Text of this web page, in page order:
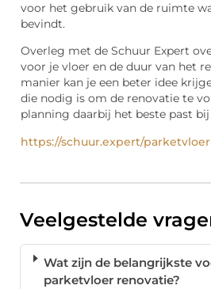
voor het gebruik van de ruimte
bevindt.
Overleg met de Schuur Expert
voor je vloer en de duur van het
manier kan je een beter idee
die nodig is om de renovatie te
planning daarbij het beste past
https://schuur.expert/
Veelgestelde
Wat zijn de belangrijkste
parketvloer renovatie?